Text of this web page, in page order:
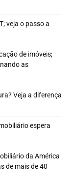
veja o passo a
de imóveis;
as
Veja a diferença
espera
da América
de mais de 40